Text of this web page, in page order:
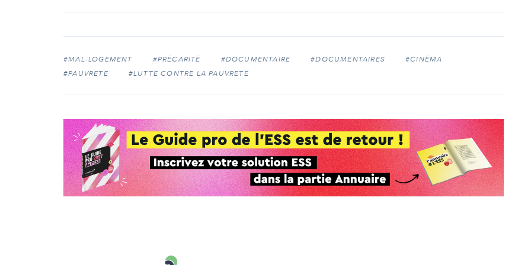
#MAL-LOGEMENT #PRÉCARITÉ #DOCUMENTAIRE #DOCUMENTAIRES
#CINÉMA
#PAUVRETÉ
#LUTTE CONTRE LA PAUVRETÉ